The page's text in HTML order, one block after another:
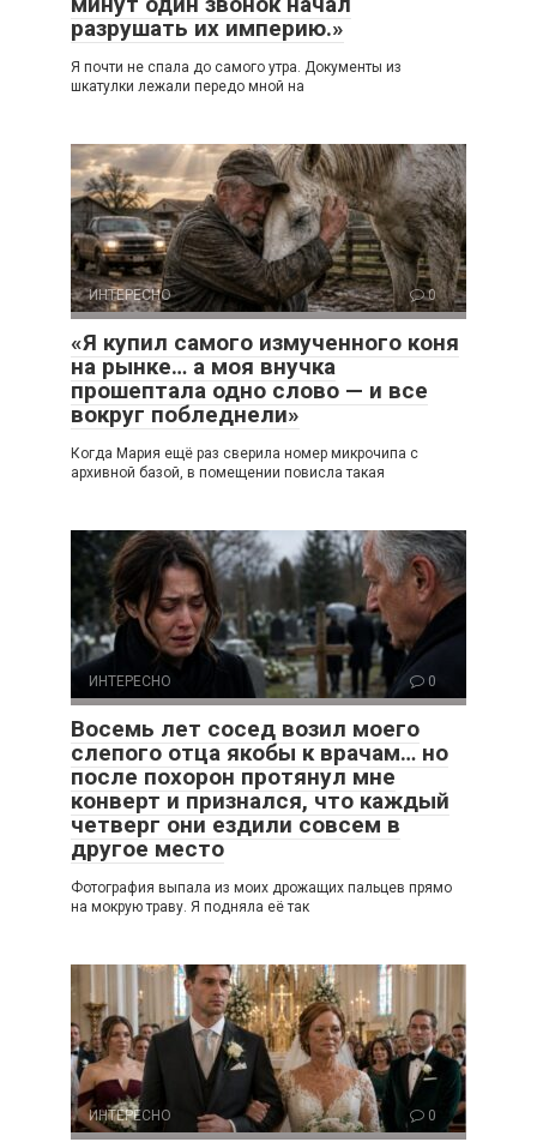
разрушать их империю.»
Я почти не спала до самого утра. Документы из
шкатулки лежали передо мной на
ИНТЕРЕСНО 0
«Я купил самого измученного коня
на рынке… а моя внучка
прошептала одно слово — и все
вокруг побледнели»
Когда Мария ещё раз сверила номер микрочипа с
архивной базой, в помещении повисла такая
ИНТЕРЕСНО 0
Восемь лет сосед возил моего
слепого отца якобы к врачам… но
после похорон протянул мне
конверт и признался, что каждый
четверг они ездили совсем в
другое место
Фотография выпала из моих дрожащих пальцев прямо
на мокрую траву. Я подняла её так
ИНТЕРЕСНО 0